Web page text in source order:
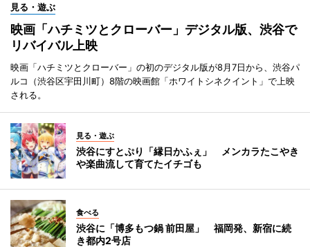
見る・遊ぶ
映画「ハチミツとクローバー」デジタル版、渋谷で
リバイバル上映
映画「ハチミツとクローバー」の初のデジタル版が8月7日から、渋谷パ
ルコ（渋谷区宇田川町）8階の映画館「ホワイトシネクイント」で上映
される。
見る・遊ぶ
渋谷にすとぷり「縁日かふぇ」 メンカラたこやき
や楽曲流して育てたイチゴも
食べる
渋谷に「博多もつ鍋 前田屋」 福岡発、新宿に続
き都内2号店